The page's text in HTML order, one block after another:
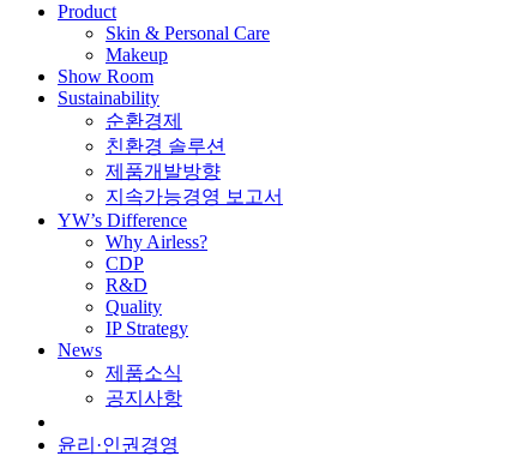
Product
Skin & Personal Care
Makeup
Show Room
Sustainability
순환경제
친환경 솔루션
제품개발방향
지속가능경영 보고서
YW’s Difference
Why Airless?
CDP
R&D
Quality
IP Strategy
News
제품소식
공지사항
윤리·인권경영